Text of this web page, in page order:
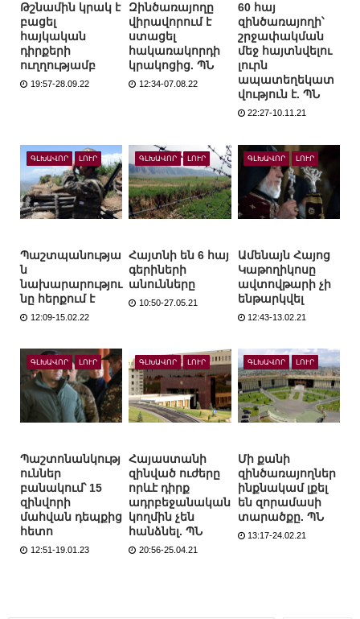
Թշնամին կրակ է
բացել
հայկական
դիրքերի
ուղղությամբ
19:57-28.09.22
Զինծառայողը
վիրավորում է
ստացել
հակառակորդի
կրակոցից. ՊՆ
12:34-07.08.22
60 հայ
զինծառայողի՝
շրջափակման
մեջ հայտնվելու
լուրն
ապատեղեկատ
վություն է. ՊՆ
22:27-10.11.21
ԳԼԽԱՎՈՐ ԼՈՒՐ
Պաշտպանությա
ն
նախարարությու
նը հերքում է
12:09-15.02.22
ԳԼԽԱՎՈՐ ԼՈՒՐ
Հայտնի են 6 հայ
գերիների
անունները
10:50-27.05.21
ԳԼԽԱՎՈՐ ԼՈՒՐ
Ամենայն Հայոց
Կաթողիկոսը
ավտովթարի չի
ենթարկվել
12:43-13.02.21
ԳԼԽԱՎՈՐ ԼՈՒՐ
Պաշտոնանկությ
ուններ
բանակում՝ 15
զինվորի
մահվան դեպքից
հետո
12:51-19.01.23
ԳԼԽԱՎՈՐ ԼՈՒՐ
Հայաստանի
զինված ուժերը
որևէ դիրք
ադրբեջանական
կողմին չեն
հանձնել. ՊՆ
20:56-25.04.21
ԳԼԽԱՎՈՐ ԼՈՒՐ
Մի քանի
զինծառայողներ
ինքնակամ լքել
են զորամասի
տարածքը. ՊՆ
13:17-24.02.21